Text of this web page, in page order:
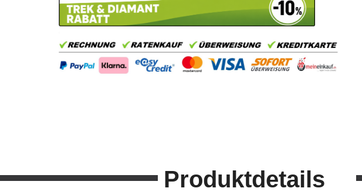
Produktdetails